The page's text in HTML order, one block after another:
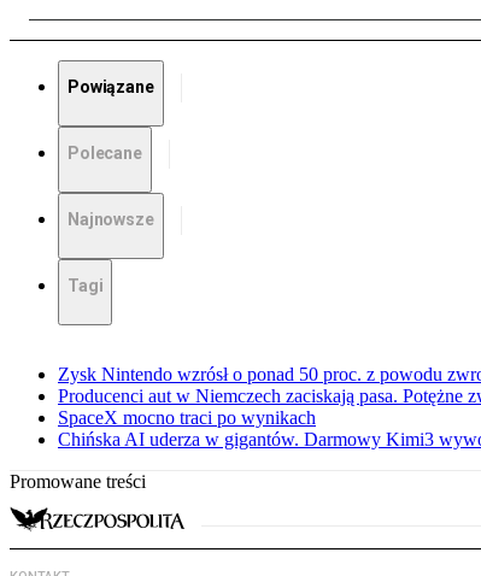
Powiązane
Polecane
Najnowsze
Tagi
Zysk Nintendo wzrósł o ponad 50 proc. z powodu
Producenci aut w Niemczech zaciskają pasa. Potężne
SpaceX mocno traci po wynikach
Chińska AI uderza w gigantów. Darmowy Kimi3
Promowane treści